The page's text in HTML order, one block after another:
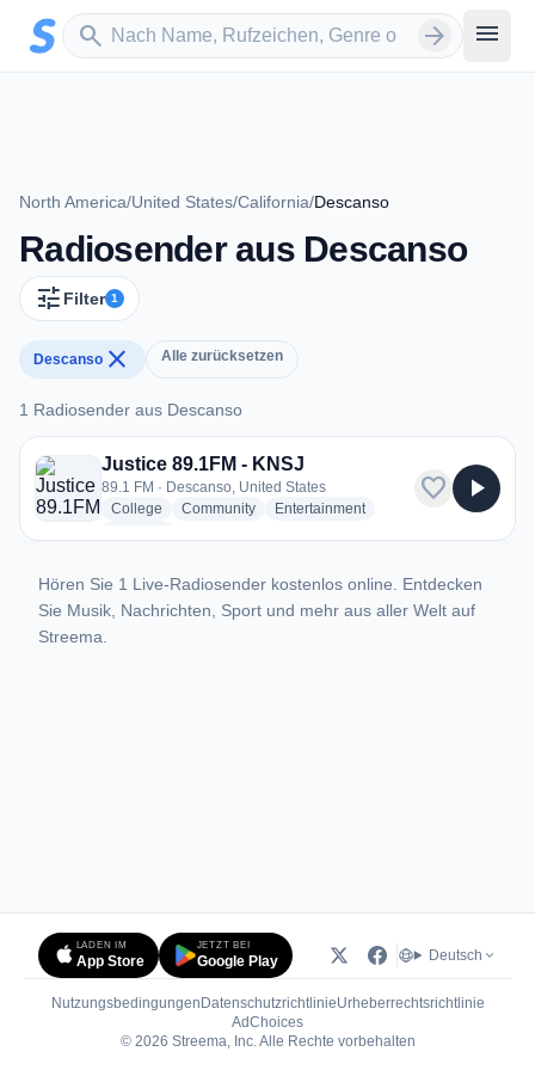
Zum Hauptinhalt springen
search
Sender suchen arrow_forward menu
North America/United States/California/Descanso
Radiosender aus Descanso
tune Filter 1
Descanso close Alle zurücksetzen
1 Radiosender aus Descanso
1 Radiosender aus Descanso
Justice 89.1FM - KNSJ
89.1 FM · Descanso, United States
College radio stations
Communityradio stations
Entertainmentradio stations
favorite play_arrow
Hören Sie 1 Live-Radiosender kostenlos online. Entdecken
Sie Musik, Nachrichten, Sport und mehr aus aller Welt auf
Streema.
LADEN IM
App Store
JETZT BEI
Google Play Deutsch
Nutzungsbedingungen DatenschutzrichtlinieUrheberrechtsrichtlinie
AdChoices(öffnet in neuem Tab)
© 2026 Streema, Inc. Alle Rechte vorbehalten